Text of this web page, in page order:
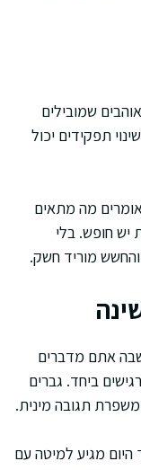
שמובילים
תפקידים יכול
מה מתאים
חופש. בלי
מוריד חשק.
אתם מדברים
ביחד. גברים
תגובה מינית.
מגיע למיטה עם